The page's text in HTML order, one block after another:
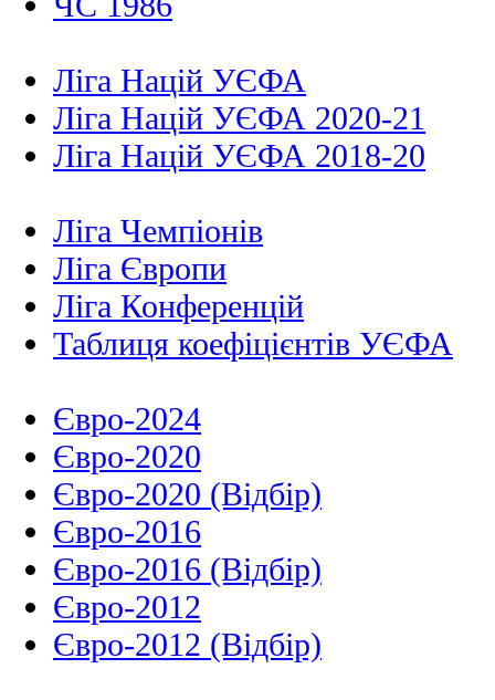
Ліга Націй УЄФА
Ліга Націй УЄФА 2020-21
Ліга Націй УЄФА 2018-20
Ліга Чемпіонів
Ліга Європи
Ліга Конференцій
Таблиця коефіцієнтів УЄФА
Євро-2024
Євро-2020
Євро-2020 (Відбір)
Євро-2016
Євро-2016 (Відбір)
Євро-2012
Євро-2012 (Відбір)